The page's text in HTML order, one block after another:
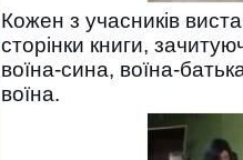
Кожен з учасників
сторінки книги,
воїна-сина, воїна-
воїна.